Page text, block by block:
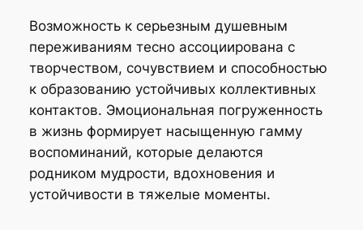
Возможность к серьезным душевным
переживаниям тесно ассоциирована с
творчеством, сочувствием и способностью
к образованию устойчивых коллективных
контактов. Эмоциональная погруженность
в жизнь формирует насыщенную гамму
воспоминаний, которые делаются
родником мудрости, вдохновения и
устойчивости в тяжелые моменты.